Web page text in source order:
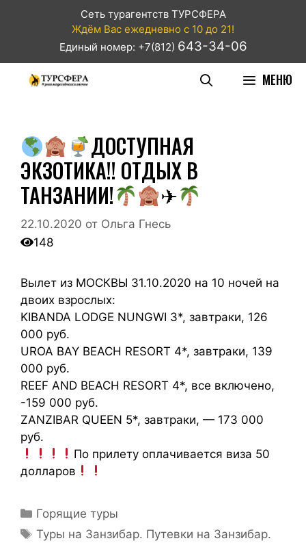
Сеть турагентств ТУРСФЕРА
Ждём Вас ежедневно с 10 до 21!
Единый номер: +7(812) 643-34-06
МЕНЮ
ДОСТУПНАЯ
ЭКЗОТИКА!! ОТДЫХ В
ТАНЗАНИИ!
✈
22.10.2020 от Ольга Гнесь
148
Вылет из МОСКВЫ 31.10.2020 на 10 ночей на
двоих взрослых:
KIBANDA LODGE NUNGWI 3*, завтраки, 126
000 руб.
UROA BAY BEACH RESORT 4*, завтраки, 139
000 руб.
REEF AND BEACH RESORT 4*, все включено,
-159 000 руб.
ZANZIBAR QUEEN 5*, завтраки, — 173 000
руб.
По прилету оплачивается виза 50
долларов
Горящие туры
Туры на Занзибар. Путевки на Занзибар.